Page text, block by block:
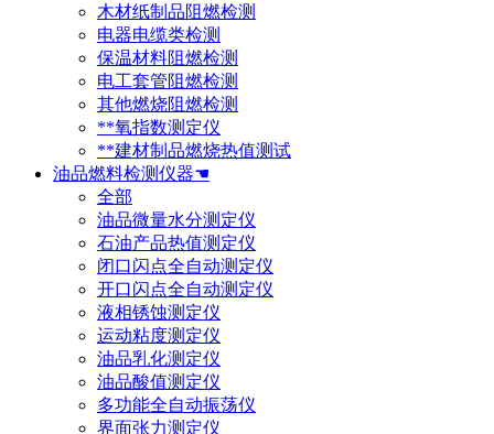
木材纸制品阻燃检测
电器电缆类检测
保温材料阻燃检测
电工套管阻燃检测
其他燃烧阻燃检测
**氧指数测定仪
**建材制品燃烧热值测试
油品燃料检测仪器☚
全部
油品微量水分测定仪
石油产品热值测定仪
闭口闪点全自动测定仪
开口闪点全自动测定仪
液相锈蚀测定仪
运动粘度测定仪
油品乳化测定仪
油品酸值测定仪
多功能全自动振荡仪
界面张力测定仪